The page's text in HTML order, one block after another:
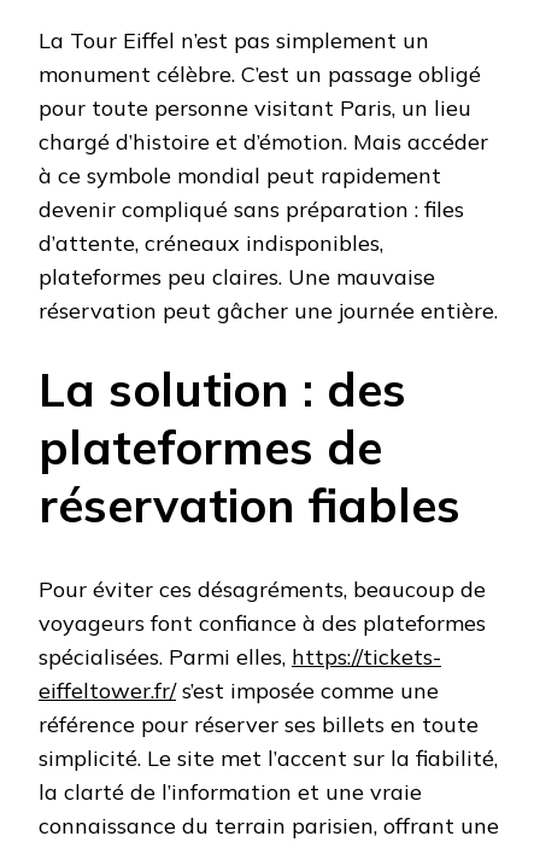
La Tour Eiffel n’est pas simplement un
monument célèbre. C’est un passage obligé
pour toute personne visitant Paris, un lieu
chargé d’histoire et d’émotion. Mais accéder
à ce symbole mondial peut rapidement
devenir compliqué sans préparation : files
d’attente, créneaux indisponibles,
plateformes peu claires. Une mauvaise
réservation peut gâcher une journée entière.
La solution : des
plateformes de
réservation fiables
Pour éviter ces désagréments, beaucoup de
voyageurs font confiance à des plateformes
spécialisées. Parmi elles, https://tickets-
eiffeltower.fr/s’est imposée comme une
référence pour réserver ses billets en toute
simplicité. Le site met l’accent sur la fiabilité,
la clarté de l’information et une vraie
connaissance du terrain parisien, offrant une